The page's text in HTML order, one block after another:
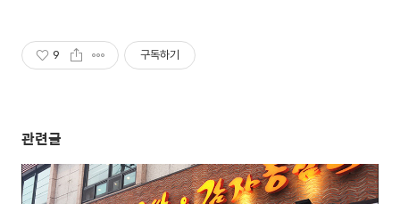
9 구독하기
관련글